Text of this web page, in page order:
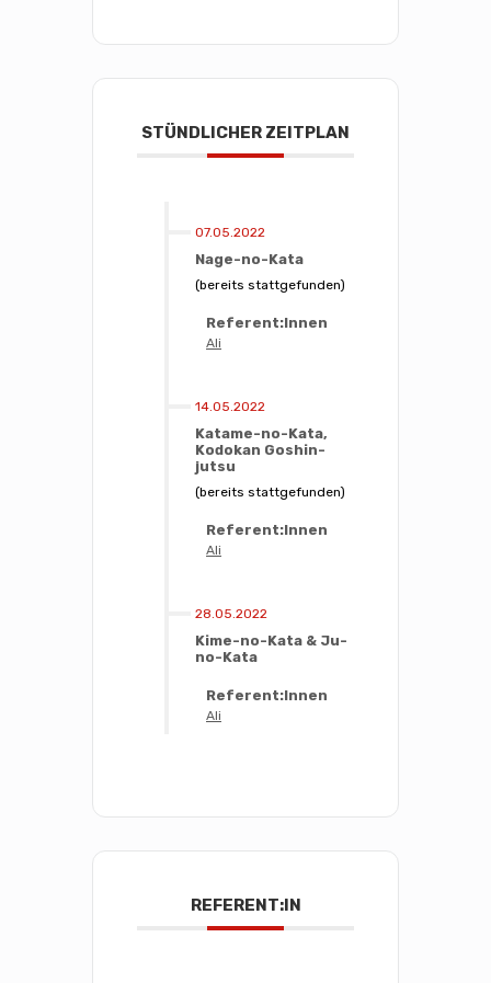
STÜNDLICHER ZEITPLAN
07.05.2022
Nage-no-Kata
(bereits stattgefunden)
Referent:Innen
Ali
14.05.2022
Katame-no-Kata,
Kodokan Goshin-
jutsu
(bereits stattgefunden)
Referent:Innen
Ali
28.05.2022
Kime-no-Kata & Ju-
no-Kata
Referent:Innen
Ali
REFERENT:IN